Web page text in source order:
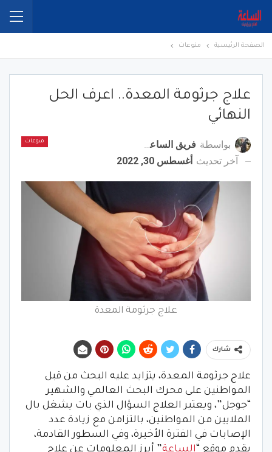
الصفحة الرئيسية منوعات
علاج جرثومة المعدة.. اعرف الحل
النهائي
منوعات بواسطة فريق الساعة برس
آخر تحديث أغسطس 30, 2022
علاج جرثومة المعدة
شارك
علاج جرثومة المعدة، يتزايد عليه البحث من قبل
المواطنين على محرك البحث العالمي والشهير
“جوجل”، ويعتبر العلاج السؤال الذي بات يشغل بال
الملايين من المواطنين، بالتزامن مع زيادة عدد
الإصابات في الفترة الأخيرة، وفي السطور القادمة،
يقدم موقع “الساعة” أبرز المعلومات عن علاج